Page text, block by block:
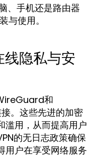
、手机还是路由器
与使用。
线隐私与安
和
。这些先进的加密
滥用，从而提高用户
的无日志政策确保
用户在享受网络服务